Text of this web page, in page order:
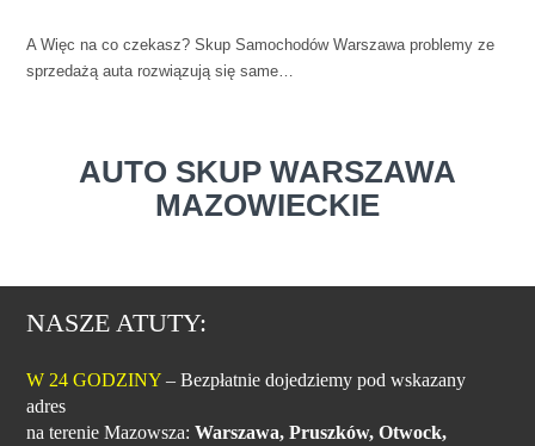
A Więc na co czekasz? Skup Samochodów Warszawa problemy ze
sprzedażą auta rozwiązują się same…
AUTO SKUP WARSZAWA
MAZOWIECKIE
NASZE ATUTY:
W 24 GODZINY – Bezpłatnie dojedziemy pod wskazany
adres
na terenie Mazowsza:Warszawa, Pruszków, Otwock,